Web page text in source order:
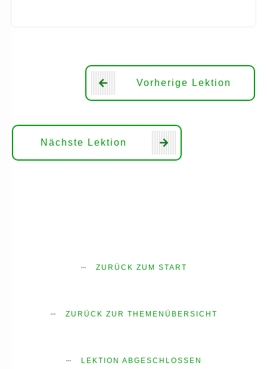
Vorherige Lektion
Nächste Lektion
ZURÜCK ZUM START
ZURÜCK ZUR THEMENÜBERSICHT
LEKTION ABGESCHLOSSEN